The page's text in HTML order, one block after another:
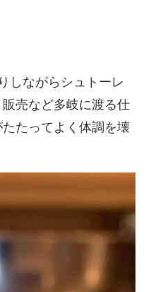
しながらシュトーレ
売など多岐に渡る仕
たってよく体調を壊